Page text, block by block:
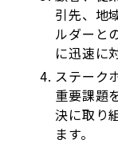
引先、地
ルダーと
に迅速に
ステーク
重要課題
決に取り
ます。